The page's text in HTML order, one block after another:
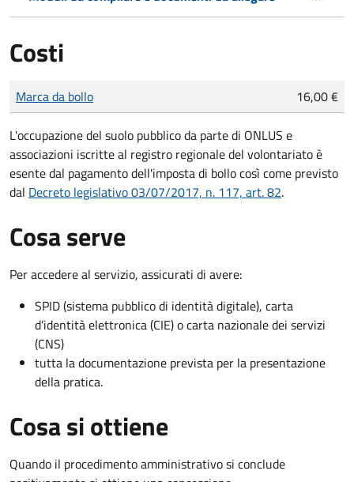
Costi
Tipo di pagamento
Importo
Marca da bollo 16,00 €
L'occupazione del suolo pubblico da parte di ONLUS e
associazioni iscritte al registro regionale del volontariato è
esente dal pagamento dell'imposta di bollo così come previsto
dal Decreto legislativo 03/07/2017, n. 117, art. 82.
Cosa serve
Per accedere al servizio, assicurati di avere:
SPID (sistema pubblico di identità digitale), carta
d’identità elettronica (CIE) o carta nazionale dei servizi
(CNS)
tutta la documentazione prevista per la presentazione
della pratica.
Cosa si ottiene
Quando il procedimento amministrativo si conclude